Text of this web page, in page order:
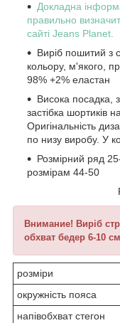
Докладна
правильно
сайті Jeans Planet.
Виріб пошитий з
кольору, м'якого,
98% +2% еластан
Висока посадка,
застібка шортиків
Оригінальність
по низу виробу. У
Розмірний ряд
розмірам 44-50
Внимание! Виріб
обхват бедер 6-10
розміри
окружність пояса
напівобхват стегон